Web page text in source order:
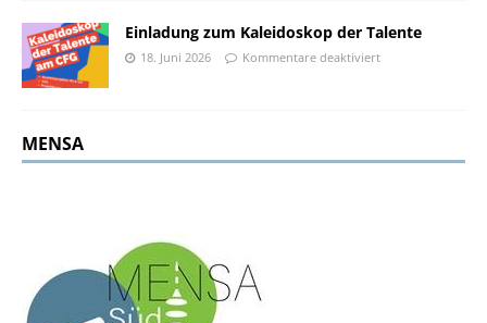
Einladung zum Kaleidoskop der Talente
18. Juni 2026 Kommentare deaktiviert
MENSA